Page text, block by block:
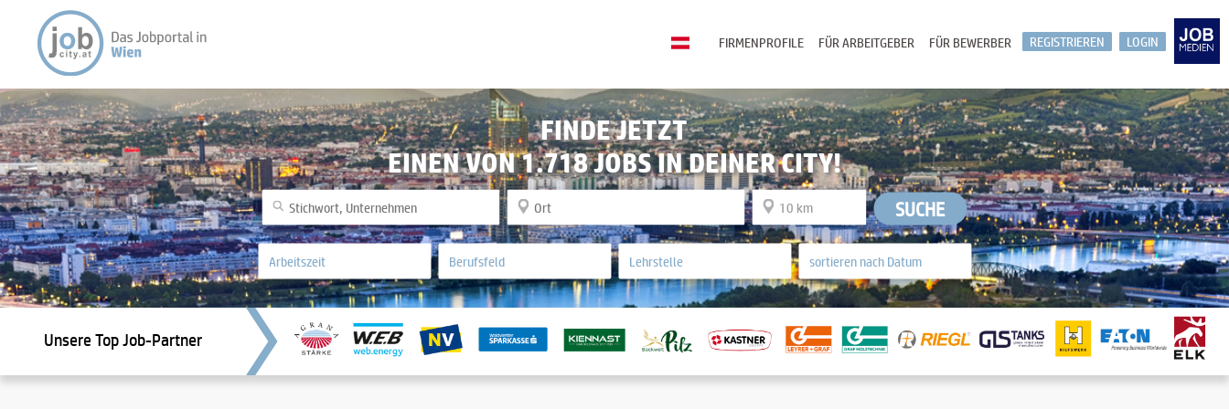
LOGIN
REGISTRIEREN
FÜR BEWERBER
FÜR ARBEITGEBER
FIRMENPROFILE
FINDE JETZT
EINEN VON 1.718 JOBS IN DEINER CITY!
SUCHE
Unsere Top Job-Partner